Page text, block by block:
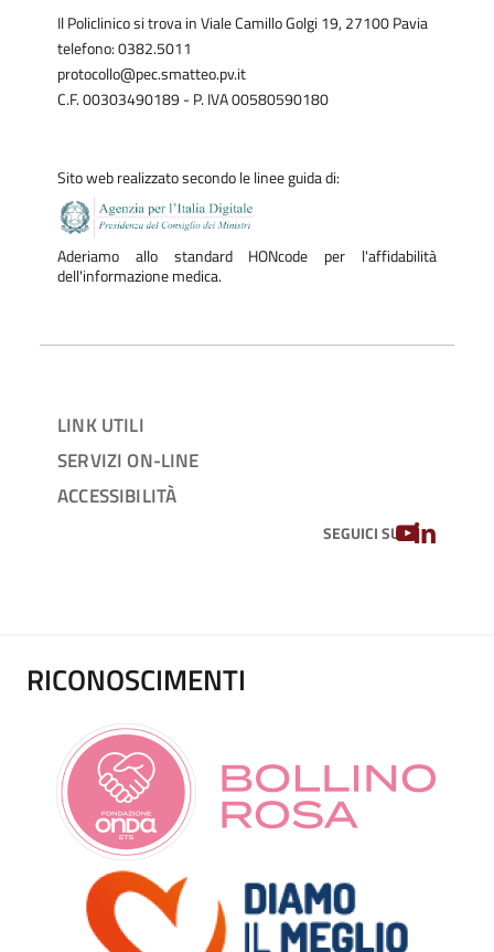
Il Policlinico si trova in Viale Camillo Golgi 19, 27100 Pavia
telefono: 0382.5011
protocollo@pec.smatteo.pv.it
C.F. 00303490189 - P. IVA 00580590180
Sito web realizzato secondo le linee guida di:
Aderiamo allo standard HONcode per l'affidabilità
dell'informazione medica.
LINK UTILI
SERVIZI ON-LINE
ACCESSIBILITÀ
SEGUICI SUYOUTUBE
LINKEDIN
RICONOSCIMENTI